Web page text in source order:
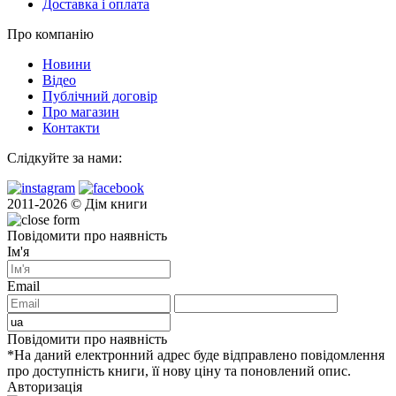
Доставка і оплата
Про компанію
Новини
Відео
Публічний договір
Про магазин
Контакти
Слідкуйте за нами:
2011-2026 © Дім книги
Повідомити про наявність
Ім'я
Email
Повідомити про наявність
*На даний електронний адрес буде відправлено повідомлення
про доступність книги, її нову ціну та поновлений опис.
Авторизація